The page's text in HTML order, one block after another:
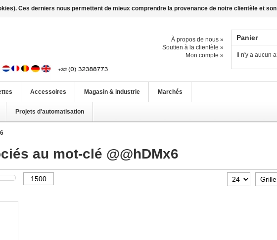
À propos de nous »
Soutien à la clientèle »
Mon compte »
Panier
Il n'y a aucun
Accessoires Magasin & industrie Marchés
Projets d'automatisation
au mot-clé @@hDMx6
Ces derniers nous permettent de mieux comprendre la provenance de notre clientèle et